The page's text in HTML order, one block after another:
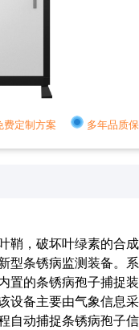
费定制方案 多年品质
鞘，破坏叶绿素的合
型条锈病监测装备。
置的条锈病孢子捕捉
设备主要由气象信息
自动捕捉条锈病孢子